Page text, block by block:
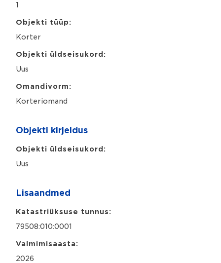
1
Objekti tüüp:
Korter
Objekti üldseisukord:
Uus
Omandivorm:
Korteriomand
Objekti kirjeldus
Objekti üldseisukord:
Uus
Lisaandmed
Katastriüksuse tunnus:
79508:010:0001
Valmimisaasta:
2026